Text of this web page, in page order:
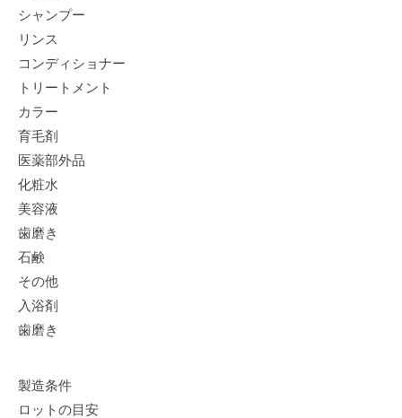
シャンプー
リンス
コンディショナー
トリートメント
カラー
育毛剤
医薬部外品
化粧水
美容液
歯磨き
石鹸
その他
入浴剤
歯磨き
製造条件
ロットの目安